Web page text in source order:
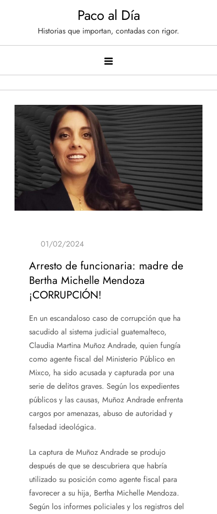
Paco al Día
Historias que importan, contadas con rigor.
Arresto de funcionaria: madre de
Bertha Michelle Mendoza
¡CORRUPCIÓN!
En un escandaloso caso de corrupción que ha
sacudido al sistema judicial guatemalteco,
Claudia Martina Muñoz Andrade, quien fungía
como agente fiscal del Ministerio Público en
Mixco, ha sido acusada y capturada por una
serie de delitos graves. Según los expedientes
públicos y las causas, Muñoz Andrade enfrenta
cargos por amenazas, abuso de autoridad y
falsedad ideológica.
La captura de Muñoz Andrade se produjo
después de que se descubriera que habría
utilizado su posición como agente fiscal para
favorecer a su hija, Bertha Michelle Mendoza.
Según los informes policiales y los registros del